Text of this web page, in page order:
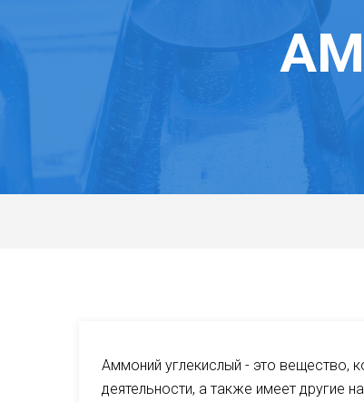
Аммоний углекислый - это вещество,
деятельности, а также имеет другие